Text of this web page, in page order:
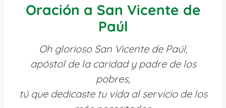
Oración a San Vicente de
Paúl
Oh glorioso San Vicente de Paúl,
apóstol de la caridad y padre de los
pobres,
tú que dedicaste tu vida al servicio de los